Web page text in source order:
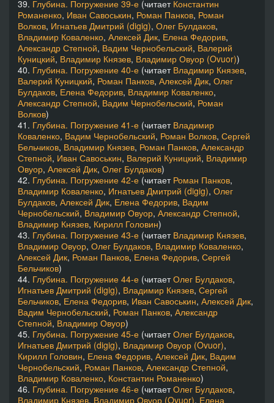
39. Глубина. Погружение 39-е (читает Константин
Романенко, Иван Савоськин, Роман Панков, Роман
Волков, Игнатьев Дмитрий (digig), Олег Булдаков,
Владимир Коваленко, Алексей Дик, Елена Федорив,
Александр Степной, Вадим Чернобельский, Валерий
Куницкий, Владимир Князев, Владимир Овуор (Ovuor))
40. Глубина. Погружение 40-е (читает Владимир Князев,
Валерий Куницкий, Роман Панков, Алексей Дик, Олег
Булдаков, Елена Федорив, Владимир Коваленко,
Александр Степной, Вадим Чернобельский, Роман
Волков)
41. Глубина. Погружение 41-е (читает Владимир
Коваленко, Вадим Чернобельский, Роман Волков, Сергей
Бельчиков, Владимир Князев, Роман Панков, Александр
Степной, Иван Савоськин, Валерий Куницкий, Владимир
Овуор, Алексей Дик, Олег Булдаков)
42. Глубина. Погружение 42-е (читает Роман Панков,
Владимир Коваленко, Игнатьев Дмитрий (digig), Олег
Булдаков, Алексей Дик, Елена Федорив, Вадим
Чернобельский, Владимир Овуор, Александр Степной,
Владимир Князев, Кирилл Головин)
43. Глубина. Погружение 43-е (читает Владимир Князев,
Владимир Овуор, Олег Булдаков, Владимир Коваленко,
Алексей Дик, Роман Панков, Елена Федорив, Сергей
Бельчиков)
44. Глубина. Погружение 44-е (читаетОлег Булдаков,
Игнатьев Дмитрий (digig), Владимир Князев, Сергей
Бельчиков, Елена Федорив, Иван Савоськин, Алексей Дик,
Вадим Чернобельский, Роман Панков, Александр
Степной, Владимир Овуор)
45. Глубина. Погружение 45-е (читаетОлег Булдаков,
Игнатьев Дмитрий (digig), Владимир Овуор (Ovuor),
Кирилл Головин, Елена Федорив, Алексей Дик, Вадим
Чернобельский, Роман Панков, Александр Степной,
Владимир Коваленко, Константин Романенко)
46. Глубина. Погружение 46-е (читаетОлег Булдаков,
Владимир Князев, Владимир Овуор (Ovuor), Елена